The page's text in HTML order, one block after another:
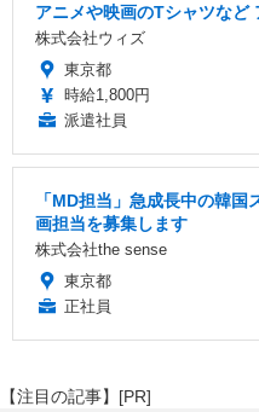
アニメや映画のTシャツなど
株式会社ウィズ
東京都
時給1,800円
派遣社員
「MD担当」急成長中の韓
画担当を募集します
株式会社the sense
東京都
正社員
【注目の記事】[PR]